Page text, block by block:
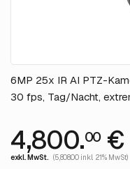
6MP 25x IR AI PTZ-
30 fps, Tag/Nacht,
4,800.00€
exkl. MwSt. (5,808.00 inkl. 21% MwSt)